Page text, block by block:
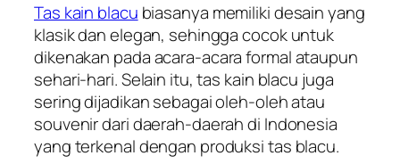
Tas kain blacu biasanya memiliki desain yang
klasik dan elegan, sehingga cocok untuk
dikenakan pada acara-acara formal ataupun
sehari-hari. Selain itu, tas kain blacu juga
sering dijadikan sebagai oleh-oleh atau
souvenir dari daerah-daerah di Indonesia
yang terkenal dengan produksi tas blacu.